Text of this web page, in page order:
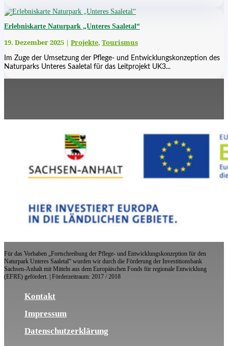
Erlebniskarte Naturpark „Unteres Saaletal“
19. Dezember 2025 | Projekte, Tourismus
Im Zuge der Umsetzung der Pflege- und Entwicklungskonzeption des
Naturparks Unteres Saaletal für das Leitprojekt UK3...
Für das Vorhaben „Fortschreibung der Pflege- und Entwicklungskonzeption für den
Naturpark Unteres Saaletal“ wurden wir durch die Förderung der Investitionsbank
Sachsen-Anhalt mit Mitteln aus dem Europäischen Fonds für regionale Entwicklung
(EFRE) gefördert. | Förderzeitraum: 2017 / 2018
Kontakt
Impressum
Datenschutzerklärung